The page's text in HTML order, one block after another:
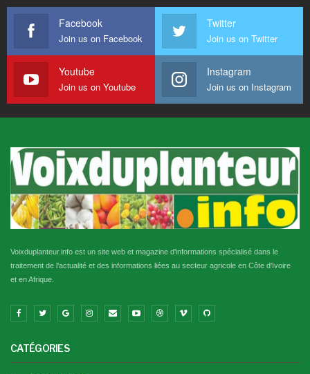
Facebook
Join us on Facebook
Twitter
Join us on Twitter
Youtube
Join us on Youtube
Instagram
Join us on Instagram
Voixduplanteur.info est un site web et magazine d'informations spécialisé dans le
traitement de l'actualité et des informations liées au secteur agricole en Côte d'Ivoire
et en Afrique.
CATÉGORIES